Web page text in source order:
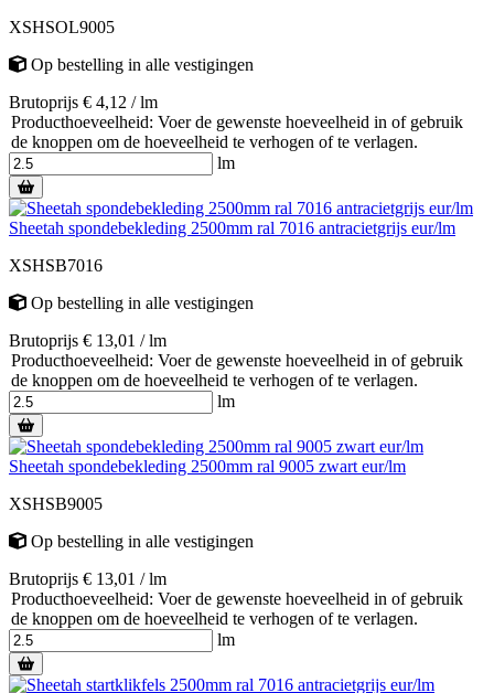
XSHSOL9005
Op bestelling in alle vestigingen
Brutoprijs € 4,12 / lm
Producthoeveelheid: Voer de gewenste hoeveelheid in of gebruik
de knoppen om de hoeveelheid te verhogen of te verlagen.
lm
Sheetah spondebekleding 2500mm ral 7016 antracietgrijs eur/lm
XSHSB7016
Op bestelling in alle vestigingen
Brutoprijs € 13,01 / lm
Producthoeveelheid: Voer de gewenste hoeveelheid in of gebruik
de knoppen om de hoeveelheid te verhogen of te verlagen.
lm
Sheetah spondebekleding 2500mm ral 9005 zwart eur/lm
XSHSB9005
Op bestelling in alle vestigingen
Brutoprijs € 13,01 / lm
Producthoeveelheid: Voer de gewenste hoeveelheid in of gebruik
de knoppen om de hoeveelheid te verhogen of te verlagen.
lm